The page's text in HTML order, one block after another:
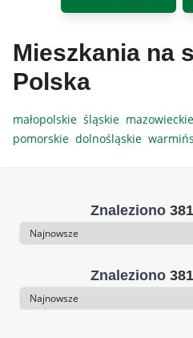
Mieszkania na
Polska
małopolskie śląskie mazowieckie
pomorskie dolnośląskie
Znaleziono
Sortowanie
Znaleziono
Sortowanie